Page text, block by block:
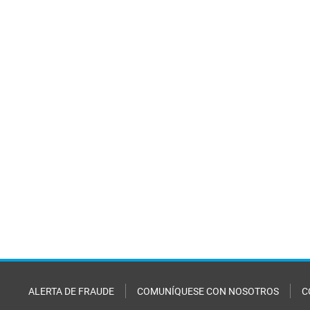
ALERTA DE FRAUDE COMUNÍQUESE CON NOSOTROS